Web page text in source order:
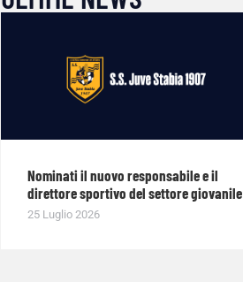
Nominati il nuovo responsabile e il
direttore sportivo del settore giovanile
25 Luglio 2026